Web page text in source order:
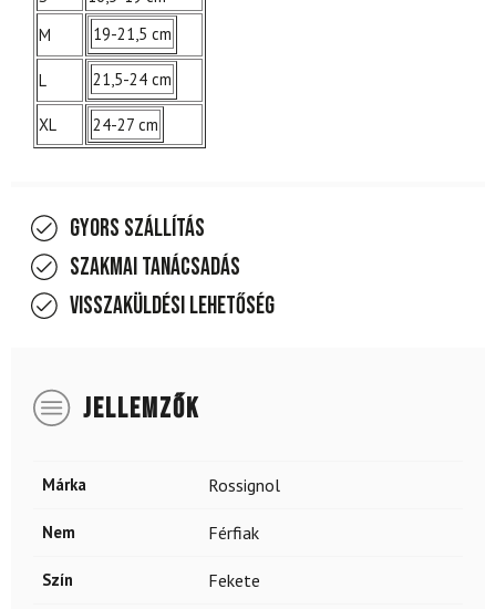
M
19-21,5 cm
L 21,5-24 cm
XL 24-27 cm
Gyors szállítás
Szakmai tanácsadás
Visszaküldési lehetőség
JELLEMZŐK
Márka Rossignol
Nem Férfiak
Szín Fekete